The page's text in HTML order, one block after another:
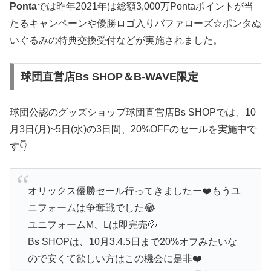
Pontaでは昨年2021年は総額3,000万Pontaポイントが当
たるキャンペーンや優勝ロゴ入りバファローズ☆ポンタぬ
いぐるみの特典交換受付などが実施されました。
球団直営店Bs SHOP＆B-WAVE限定
球団公認のグッズショップ球団直営店Bs SHOPでは、10
月3日(月)~5日(水)の3日間、20%OFFのセールを実施中で
す👇
オリックス優勝セール行ってきましたー❤️もうユ
ニフォームは争奪戦でした😂
ユニフォームM、Lは即完売💦
Bs SHOPは、10月3.4.5日まで20%オフみたいな
ので安くて欲しい方はこの機会に是非❤️